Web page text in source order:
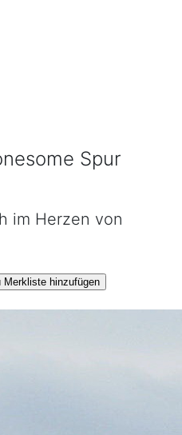
Spur
im Herzen von